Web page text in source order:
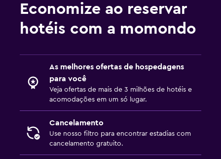
Economize ao reservar
hotéis com a momondo
As melhores ofertas de hospedagens
para você
Veja ofertas de mais de 3 milhões de hotéis e
acomodações em um só lugar.
Cancelamento
Use nosso filtro para encontrar estadias com
cancelamento gratuito.